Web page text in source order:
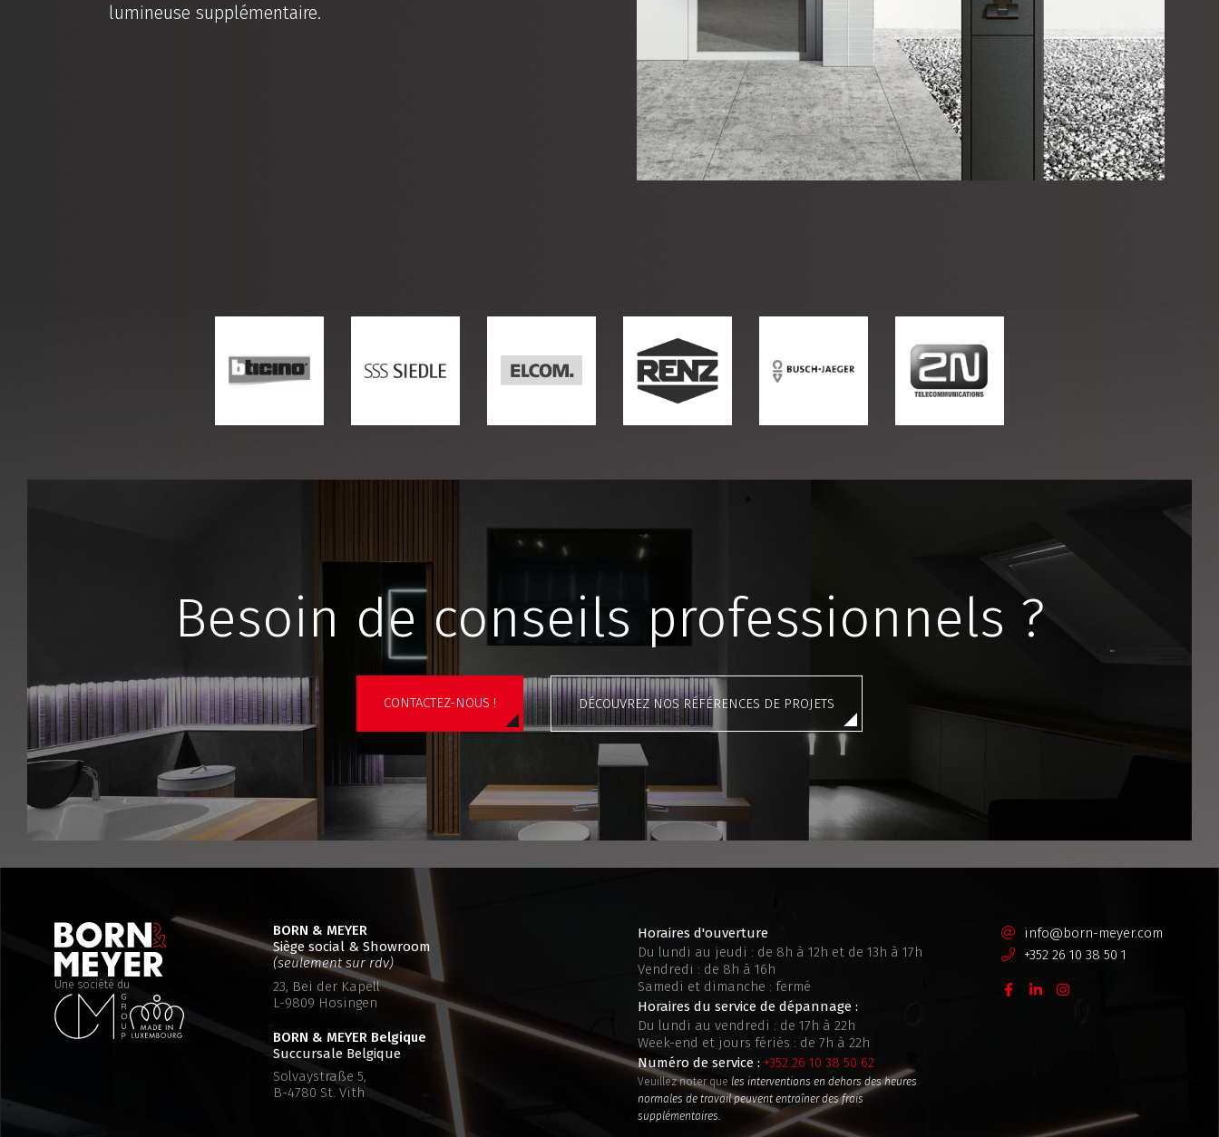
lumineuse supplémentaire.
Besoin de conseils professionnels ?
CONTACTEZ-NOUS ! DÉCOUVREZ NOS RÉFÉRENCES DE PROJETS
Une société du
BORN & MEYER
Siège social & Showroom
(seulement sur rdv)
23, Bei der Kapell
L-9809 Hosingen
BORN & MEYER Belgique
Succursale Belgique
Solvaystraße 5,
B-4780 St. Vith
Horaires d'ouverture
Du lundi au jeudi : de 8h à 12h et de 13h à 17h
Vendredi : de 8h à 16h
Samedi et dimanche : fermé
Horaires du service de dépannage :
Du lundi au vendredi : de 17h à 22h
Week-end et jours fériés : de 7h à 22h
Numéro de service : +352 26 10 38 50 62
Veuillez noter que les interventions en dehors des heures
normales de travail peuvent entraîner des frais
supplémentaires.
info@born-meyer.com
+352 26 10 38 50 1